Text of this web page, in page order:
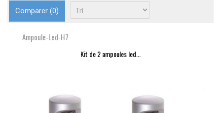
Comparer (0)
Ampoule-Led-H7
Kit de 2 ampoules led...